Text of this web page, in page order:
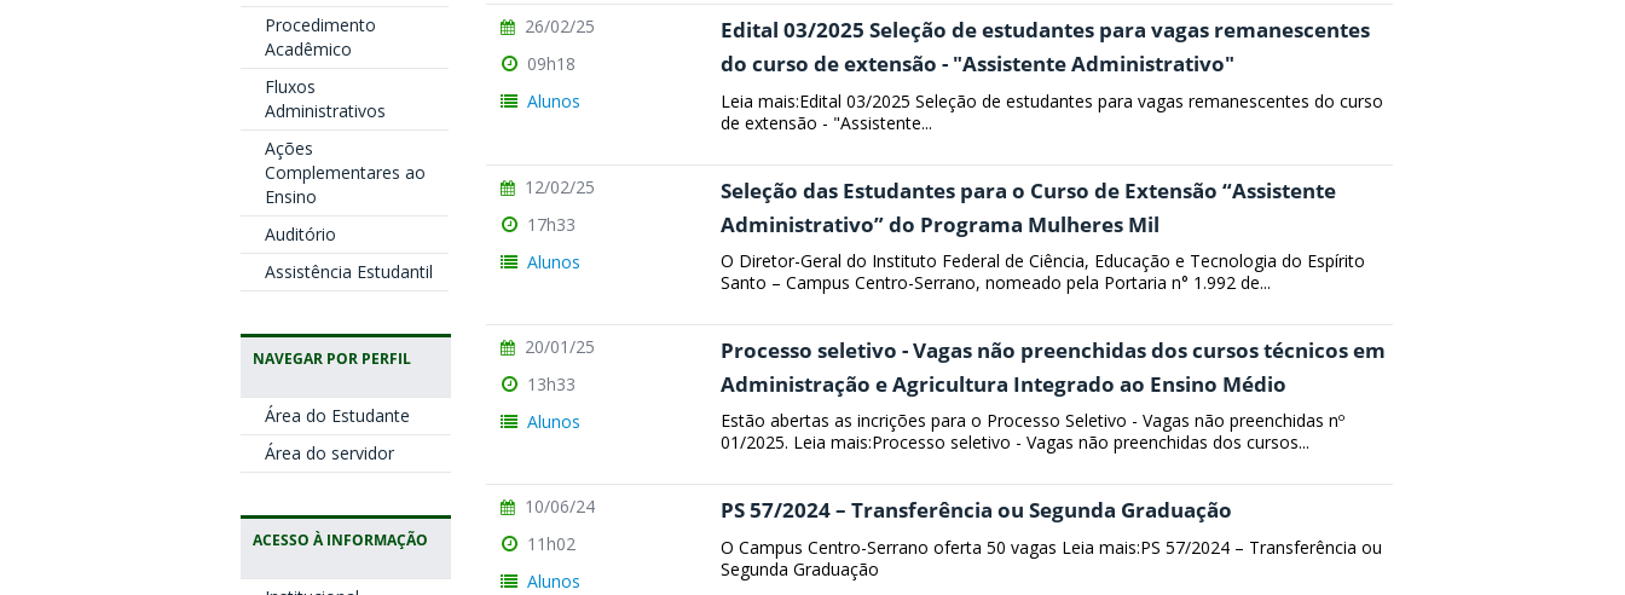
Procedimento
Acadêmico
Fluxos
Administrativos
Ações
Complementares ao
Ensino
Auditório
Assistência Estudantil
NAVEGAR POR PERFIL
Área do Estudante
Área do servidor
ACESSO À INFORMAÇÃO
Edital 03/2025 Seleção de estudantes para vagas remanescentes
do curso de extensão - "Assistente Administrativo"
Leia mais:Edital 03/2025 Seleção de estudantes para vagas remanescentes do curso
de extensão - "Assistente...
26/02/25
09h18
Alunos
Seleção das Estudantes para o Curso de Extensão “Assistente
Administrativo” do Programa Mulheres Mil
O Diretor-Geral do Instituto Federal de Ciência, Educação e Tecnologia do Espírito
Santo – Campus Centro-Serrano, nomeado pela Portaria n° 1.992 de...
12/02/25
17h33
Alunos
Processo seletivo - Vagas não preenchidas dos cursos técnicos em
Administração e Agricultura Integrado ao Ensino Médio
Estão abertas as incrições para o Processo Seletivo - Vagas não preenchidas nº
01/2025. Leia mais:Processo seletivo - Vagas não preenchidas dos cursos...
20/01/25
13h33
Alunos
PS 57/2024 – Transferência ou Segunda Graduação
O Campus Centro-Serrano oferta 50 vagas Leia mais:PS 57/2024 – Transferência ou
Segunda Graduação
10/06/24
11h02
Alunos